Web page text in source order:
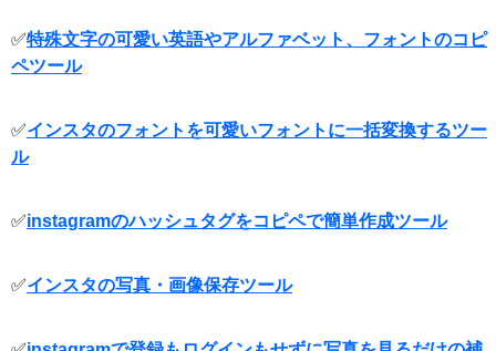
✅特殊文字の可愛い英語やアルファベット、フォントのコピ
ペツール
✅インスタのフォントを可愛いフォントに一括変換するツー
ル
✅instagramのハッシュタグをコピペで簡単作成ツール
✅インスタの写真・画像保存ツール